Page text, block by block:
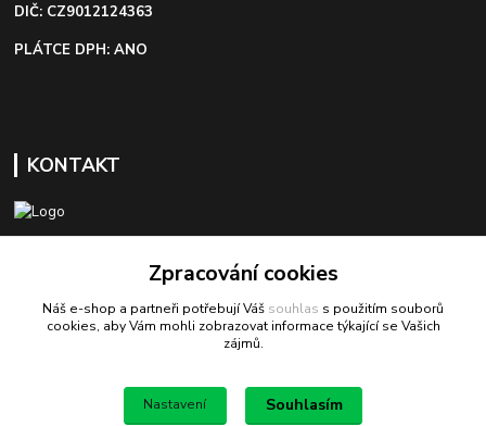
DIČ: CZ9012124363
PLÁTCE DPH: ANO
KONTAKT
+420 603 418 822
odbyt@bezva-spojovacimaterial.cz
Zpracování cookies
Náš e-shop a partneři potřebují Váš souhlas s použitím souborů
cookies, aby Vám mohli zobrazovat informace týkající se Vašich
zájmů.
Nastavení Souhlasím